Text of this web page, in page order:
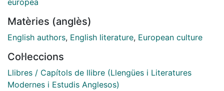
Matèries (anglès)
English authors, English literature, European culture
Col·leccions
Llibres / Capítols de llibre (Llengües i Literatures
Modernes i Estudis Anglesos)